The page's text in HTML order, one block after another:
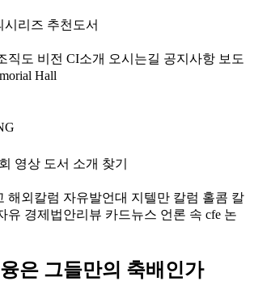
시리즈 추천도서
직도 비전 CI소개 오시는길 공지사항 보도
Hall
영상 도서 소개 찾기
해외칼럼 자유발언대 지텔만 칼럼 홀콤 칼
유 경제법안리뷰 카드뉴스 언론 속 cfe 논
은 그들만의 축배인가